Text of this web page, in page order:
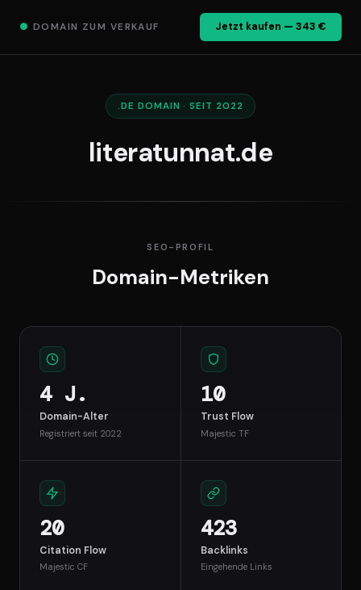
● DOMAIN ZUM VERKAUF Jetzt kaufen — 343 €
.DE DOMAIN · SEIT 2022
literatunnat.de
SEO-PROFIL
Domain-Metriken
4 J.
Domain-Alter
Registriert seit 2022
10
Trust Flow
Majestic TF
20
Citation Flow
Majestic CF
423
Backlinks
Eingehende Links